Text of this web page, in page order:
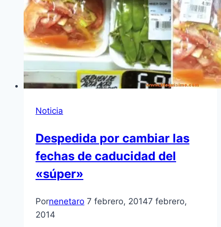
Noticia
Despedida por cambiar las
fechas de caducidad del
«súper»
Pornenetaro 7 febrero, 20147 febrero,
2014